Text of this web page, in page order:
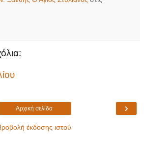
›
Αρχική σελίδα
έκδοσης ιστού